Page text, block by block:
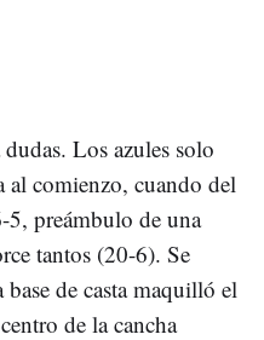
Los azules solo
al comienzo, cuando del
preámbulo de una
tantos (20-6). Se
base de casta maquilló el
de la cancha